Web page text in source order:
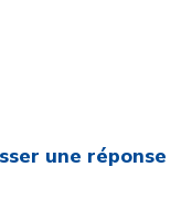
une réponse